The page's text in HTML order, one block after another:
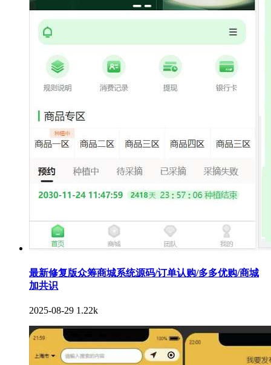
最新修复版众筹商城系统源码/订单认购/多多优购/商城
加共识
2025-08-29 1.22k